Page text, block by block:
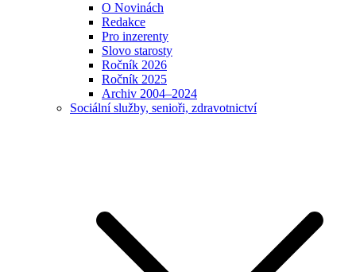
O Novinách
Redakce
Pro inzerenty
Slovo starosty
Ročník 2026
Ročník 2025
Archiv 2004–2024
Sociální služby, senioři, zdravotnictví